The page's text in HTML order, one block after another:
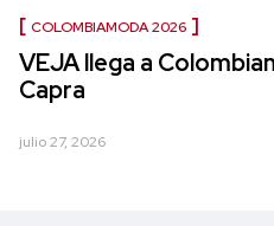
COLOMBIAMODA 2026
VEJA llega a
Capra
julio 27, 2026